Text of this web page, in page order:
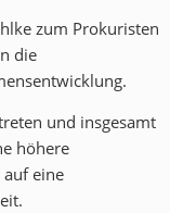
zum Prokuristen
die
und insgesamt
höhere
eine